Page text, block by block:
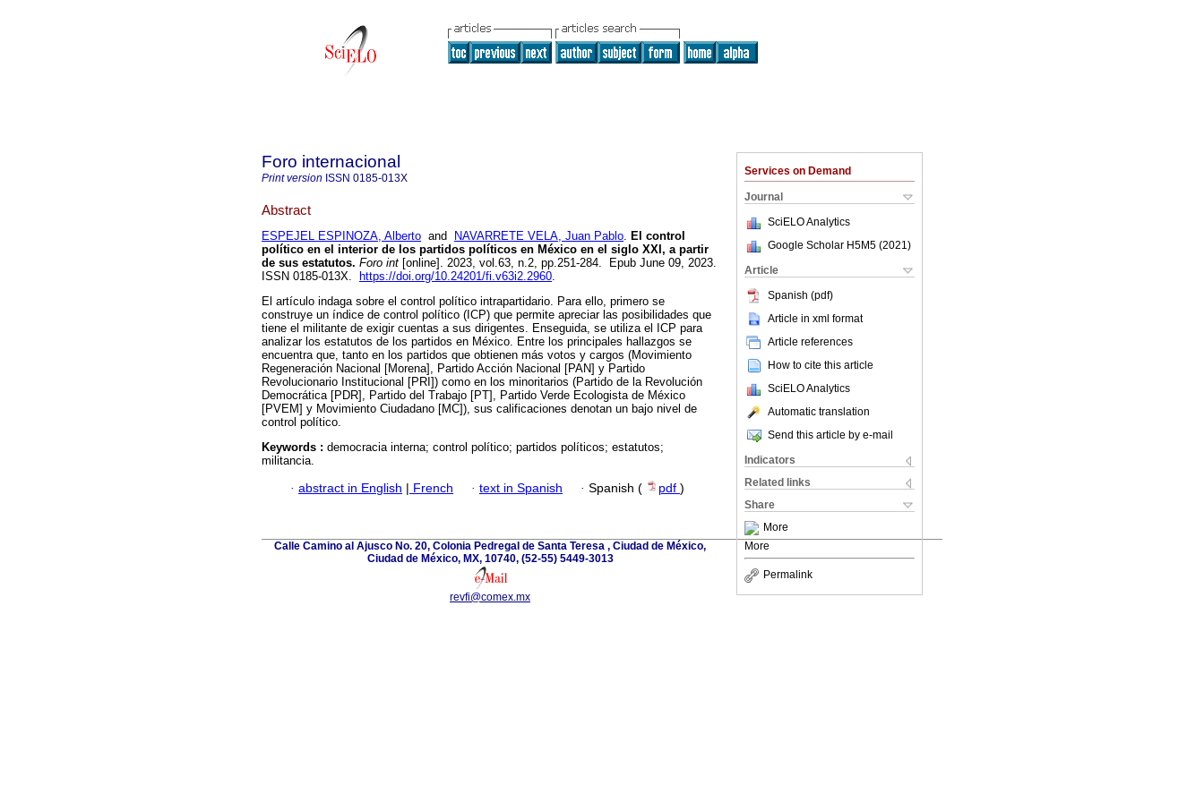
Services on Demand
Journal
SciELO Analytics
Google Scholar H5M5 (2021 )
Article
Spanish (pdf)
Article in xml format
Article references
How to cite this article
SciELO Analytics
Automatic translation
Send this article by e-mail
Indicators
Related links
Share
More
More
Permalink
Foro internacional
Print version ISSN 0185-013X
Abstract
ESPEJEL ESPINOZA, Alberto and NAVARRETE VELA, Juan Pablo. El control
político en el interior de los partidos políticos en México en el siglo XXI, a partir
de sus estatutos. Foro int [online]. 2023, vol.63, n.2, pp.251-284. Epub June 09, 2023.
ISSN 0185-013X.
https://doi.org/10.24201/fi.v63i2.2960.
El artículo indaga sobre el control político intrapartidario. Para ello, primero se
construye un índice de control político (ICP) que permite apreciar las posibilidades que
tiene el militante de exigir cuentas a sus dirigentes. Enseguida, se utiliza el ICP para
analizar los estatutos de los partidos en México. Entre los principales hallazgos se
encuentra que, tanto en los partidos que obtienen más votos y cargos (Movimiento
Regeneración Nacional [Morena], Partido Acción Nacional [PAN] y Partido
Revolucionario Institucional [PRI]) como en los minoritarios (Partido de la Revolución
Democrática [PDR], Partido del Trabajo [PT], Partido Verde Ecologista de México
[PVEM] y Movimiento Ciudadano [MC]), sus calificaciones denotan un bajo nivel de
control político.
Keywords : democracia interna; control político; partidos políticos; estatutos;
militancia.
· abstract in English | French · text in Spanish · Spanish ( pdf )
Calle Camino al Ajusco No. 20, Colonia Pedregal de Santa Teresa , Ciudad de México,
Ciudad de México, MX, 10740, (52-55) 5449-3013
revfi@comex.mx